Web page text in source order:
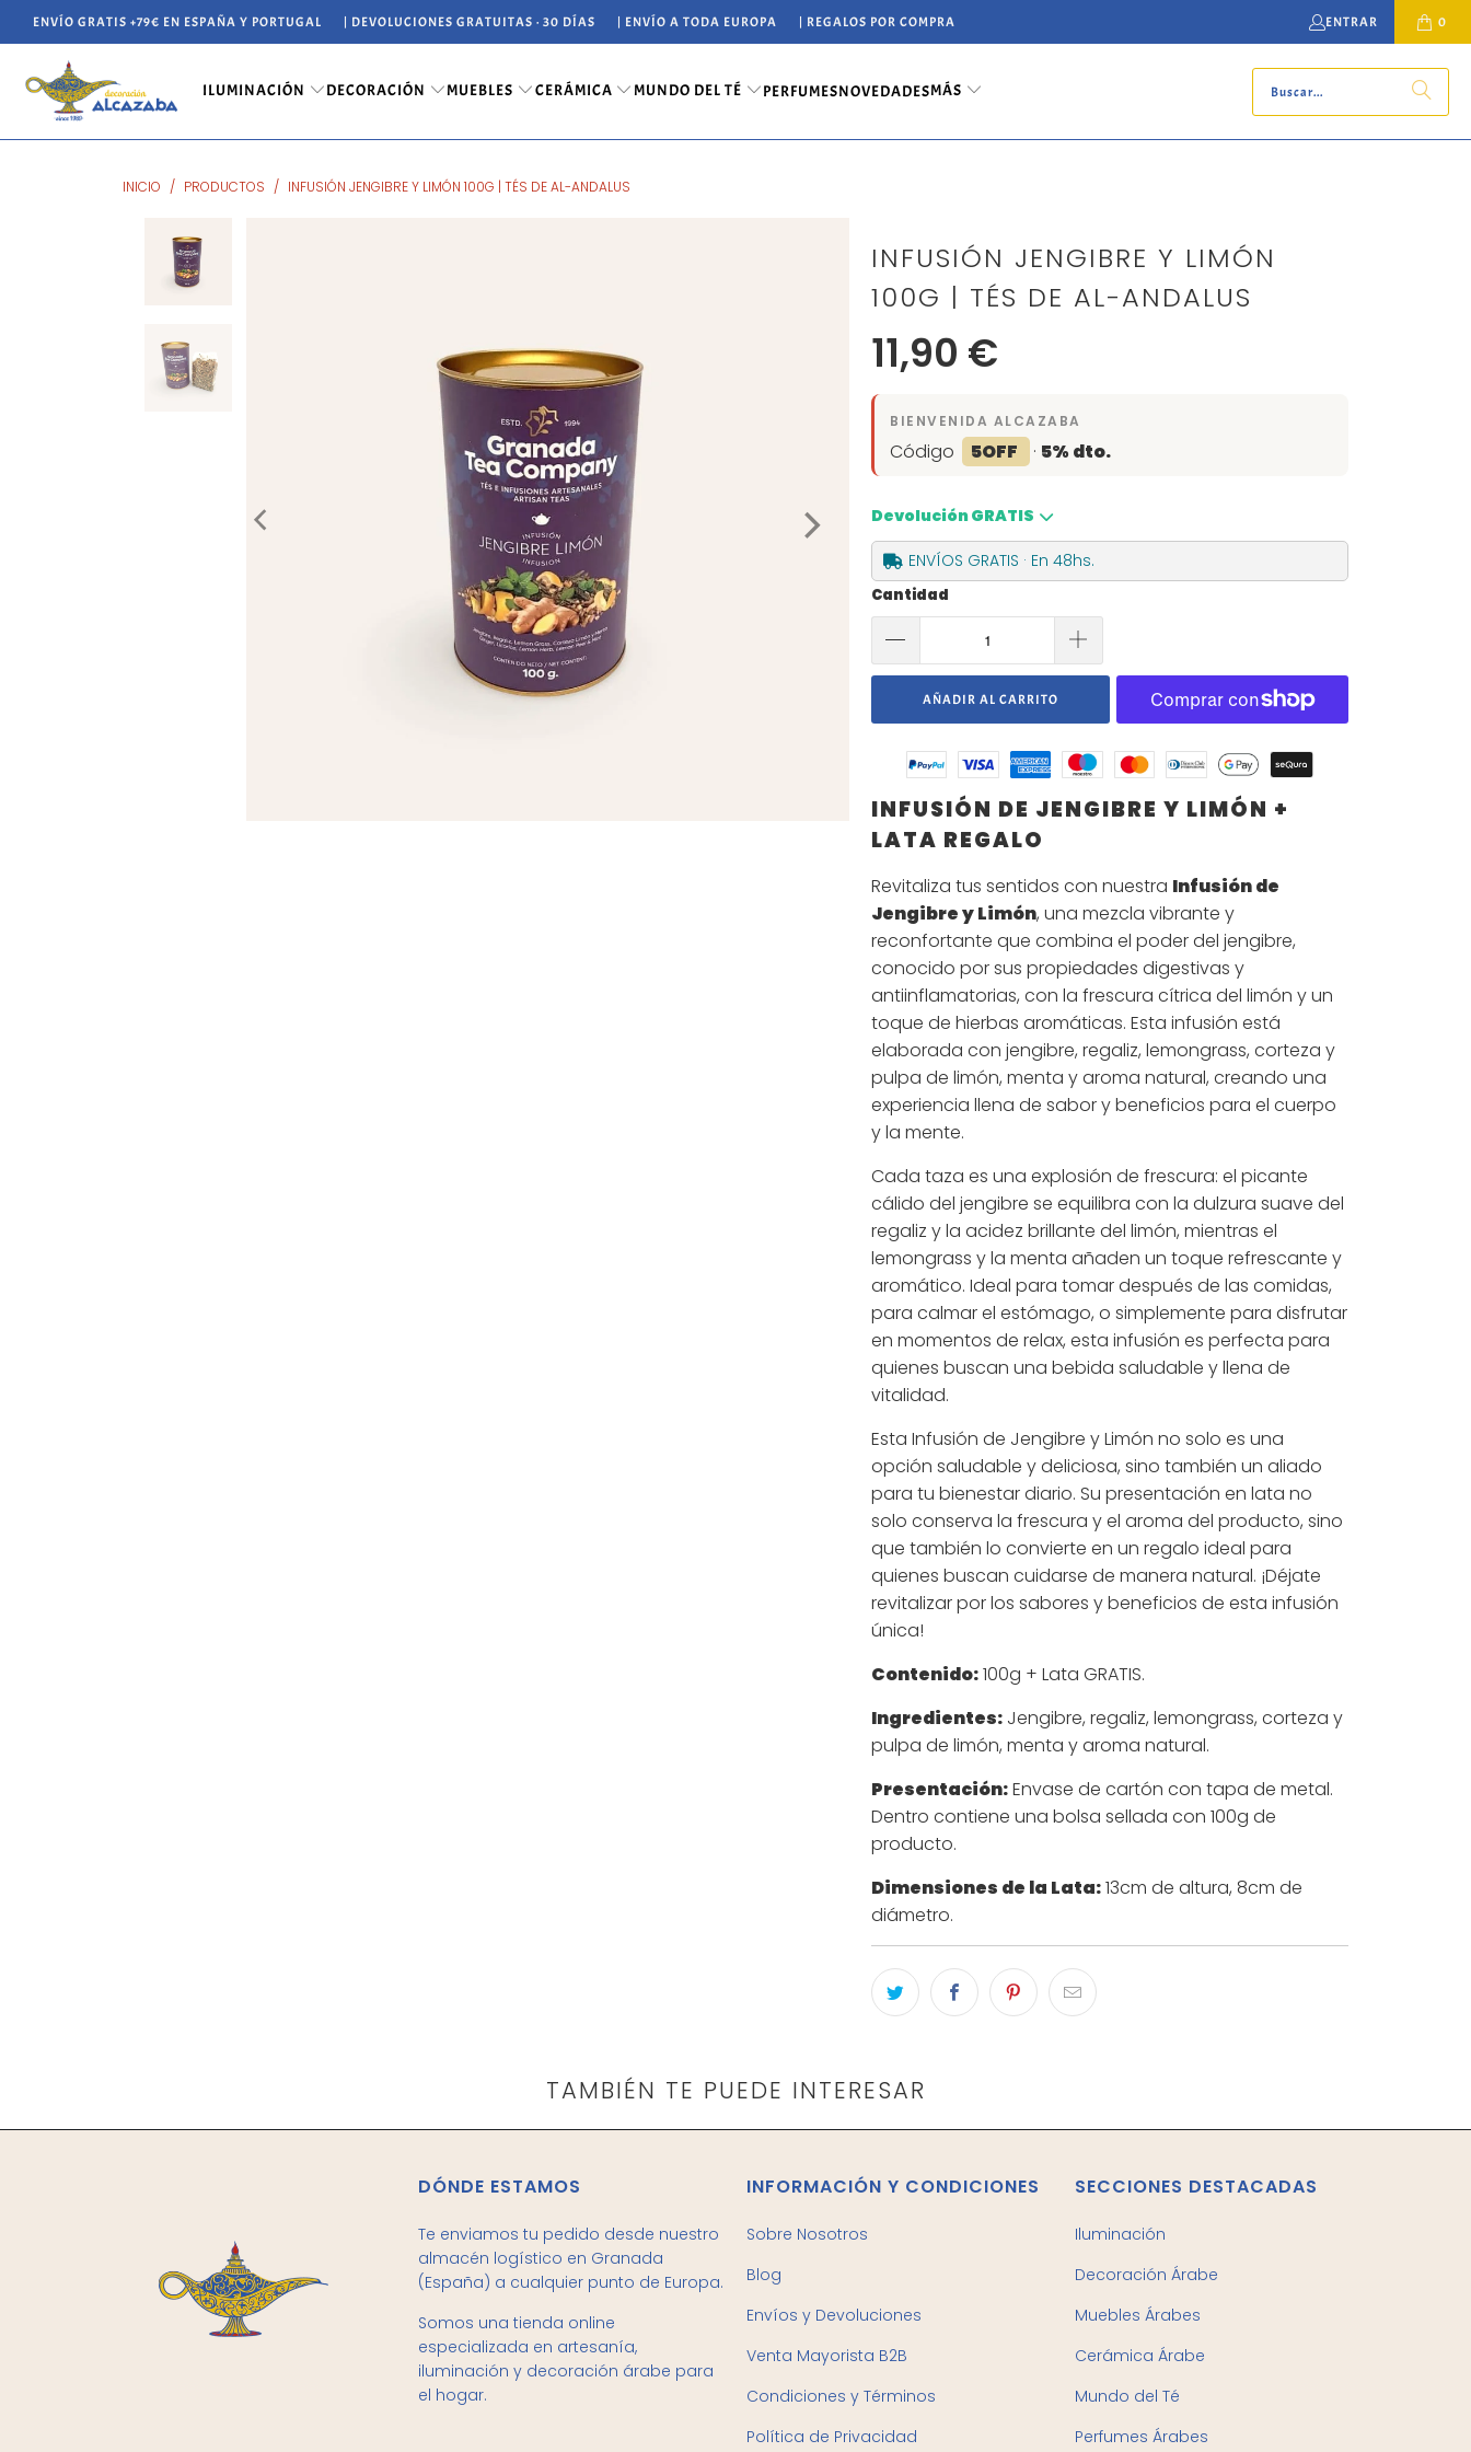
ENVÍO GRATIS +79€ EN ESPAÑA Y PORTUGAL | DEVOLUCIONES GRATUITAS · 30 DÍAS | ENVÍO A TODA EUROPA | REGALOS POR COMPRA ENTRAR 0
ILUMINACIÓN DECORACIÓN MUEBLES CERÁMICA MUNDO DEL TÉ PERFUMESNOVEDADESMÁS
INICIO / PRODUCTOS / INFUSIÓN JENGIBRE Y LIMÓN 100G | TÉS DE AL-ANDALUS
INFUSIÓN JENGIBRE Y LIMÓN
100G | TÉS DE AL-ANDALUS
11,90 €
BIENVENIDA ALCAZABA
Código 5OFF · 5% dto.
Devolución GRATIS
ENVÍOS GRATIS · En 48hs.
Cantidad
AÑADIR AL CARRITO
INFUSIÓN DE JENGIBRE Y LIMÓN +
LATA REGALO
Revitaliza tus sentidos con nuestra Infusión de
Jengibre y Limón, una mezcla vibrante y
reconfortante que combina el poder del jengibre,
conocido por sus propiedades digestivas y
antiinflamatorias, con la frescura cítrica del limón y un
toque de hierbas aromáticas. Esta infusión está
elaborada con jengibre, regaliz, lemongrass, corteza y
pulpa de limón, menta y aroma natural, creando una
experiencia llena de sabor y beneficios para el cuerpo
y la mente.
Cada taza es una explosión de frescura: el picante
cálido del jengibre se equilibra con la dulzura suave del
regaliz y la acidez brillante del limón, mientras el
lemongrass y la menta añaden un toque refrescante y
aromático. Ideal para tomar después de las comidas,
para calmar el estómago, o simplemente para disfrutar
en momentos de relax, esta infusión es perfecta para
quienes buscan una bebida saludable y llena de
vitalidad.
Esta Infusión de Jengibre y Limón no solo es una
opción saludable y deliciosa, sino también un aliado
para tu bienestar diario. Su presentación en lata no
solo conserva la frescura y el aroma del producto, sino
que también lo convierte en un regalo ideal para
quienes buscan cuidarse de manera natural. ¡Déjate
revitalizar por los sabores y beneficios de esta infusión
única!
Contenido:100g + Lata GRATIS.
Ingredientes: Jengibre, regaliz, lemongrass, corteza y
pulpa de limón, menta y aroma natural.
Presentación:Envase de cartón con tapa de metal.
Dentro contiene una bolsa sellada con 100g de
producto.
Dimensiones de la Lata:13cm de altura, 8cm de
diámetro.
TAMBIÉN TE PUEDE INTERESAR
DÓNDE ESTAMOS
Te enviamos tu pedido desde nuestro
almacén logístico en Granada
(España) a cualquier punto de Europa.
Somos una tienda online
especializada en artesanía,
iluminación y decoración árabe para
el hogar.
INFORMACIÓN Y CONDICIONES
Sobre Nosotros
Blog
Envíos y Devoluciones
Venta Mayorista B2B
Condiciones y Términos
Política de Privacidad
SECCIONES DESTACADAS
Iluminación
Decoración Árabe
Muebles Árabes
Cerámica Árabe
Mundo del Té
Perfumes Árabes